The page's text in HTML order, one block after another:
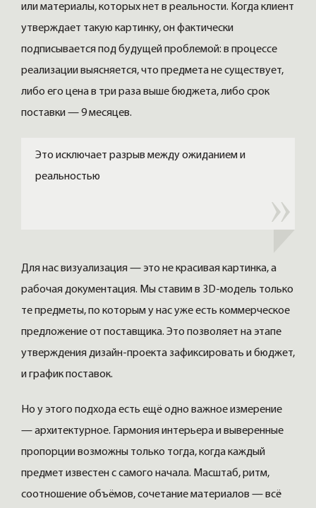
или материалы, которых нет в реальности. Когда клиент
утверждает такую картинку, он фактически
подписывается под будущей проблемой: в процессе
реализации выясняется, что предмета не существует,
либо его цена в три раза выше бюджета, либо срок
поставки — 9 месяцев.
Это исключает разрыв между ожиданием и
реальностью
Для нас визуализация — это не красивая картинка, а
рабочая документация. Мы ставим в 3D-модель только
те предметы, по которым у нас уже есть коммерческое
предложение от поставщика. Это позволяет на этапе
утверждения дизайн-проекта зафиксировать и бюджет,
и график поставок.
Но у этого подхода есть ещё одно важное измерение
— архитектурное. Гармония интерьера и выверенные
пропорции возможны только тогда, когда каждый
предмет известен с самого начала. Масштаб, ритм,
соотношение объёмов, сочетание материалов — всё